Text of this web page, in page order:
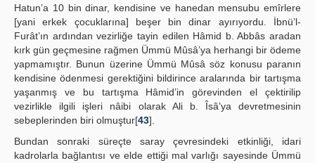
Hatun’a 10 bin dinar, kendisine ve hanedan mensubu emîrlere
[yani erkek çocuklarına] beşer bin dinar ayırıyordu. İbnü’l-
Furât’ın ardından vezirliğe tayin edilen Hâmid b. Abbâs aradan
kırk gün geçmesine rağmen Ümmü Mûsâ’ya herhangi bir ödeme
yapmamıştır. Bunun üzerine Ümmü Mûsâ söz konusu paranın
kendisine ödenmesi gerektiğini bildirince aralarında bir tartışma
yaşanmış ve bu tartışma Hâmid’in görevinden el çektirilip
vezirlikle ilgili işleri nâibi olarak Ali b. Îsâ’ya devretmesinin
sebeplerinden biri olmuştur[43].
Bundan sonraki süreçte saray çevresindeki etkinliği, idari
kadrolarla bağlantısı ve elde ettiği mal varlığı sayesinde Ümmü